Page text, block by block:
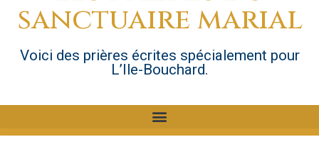
sanctuaire marial
Voici des prières écrites spécialement pour
L’Ile-Bouchard.